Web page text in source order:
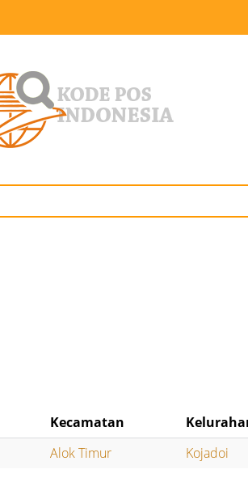
Kecamatan
Alok Timur Kojadoi